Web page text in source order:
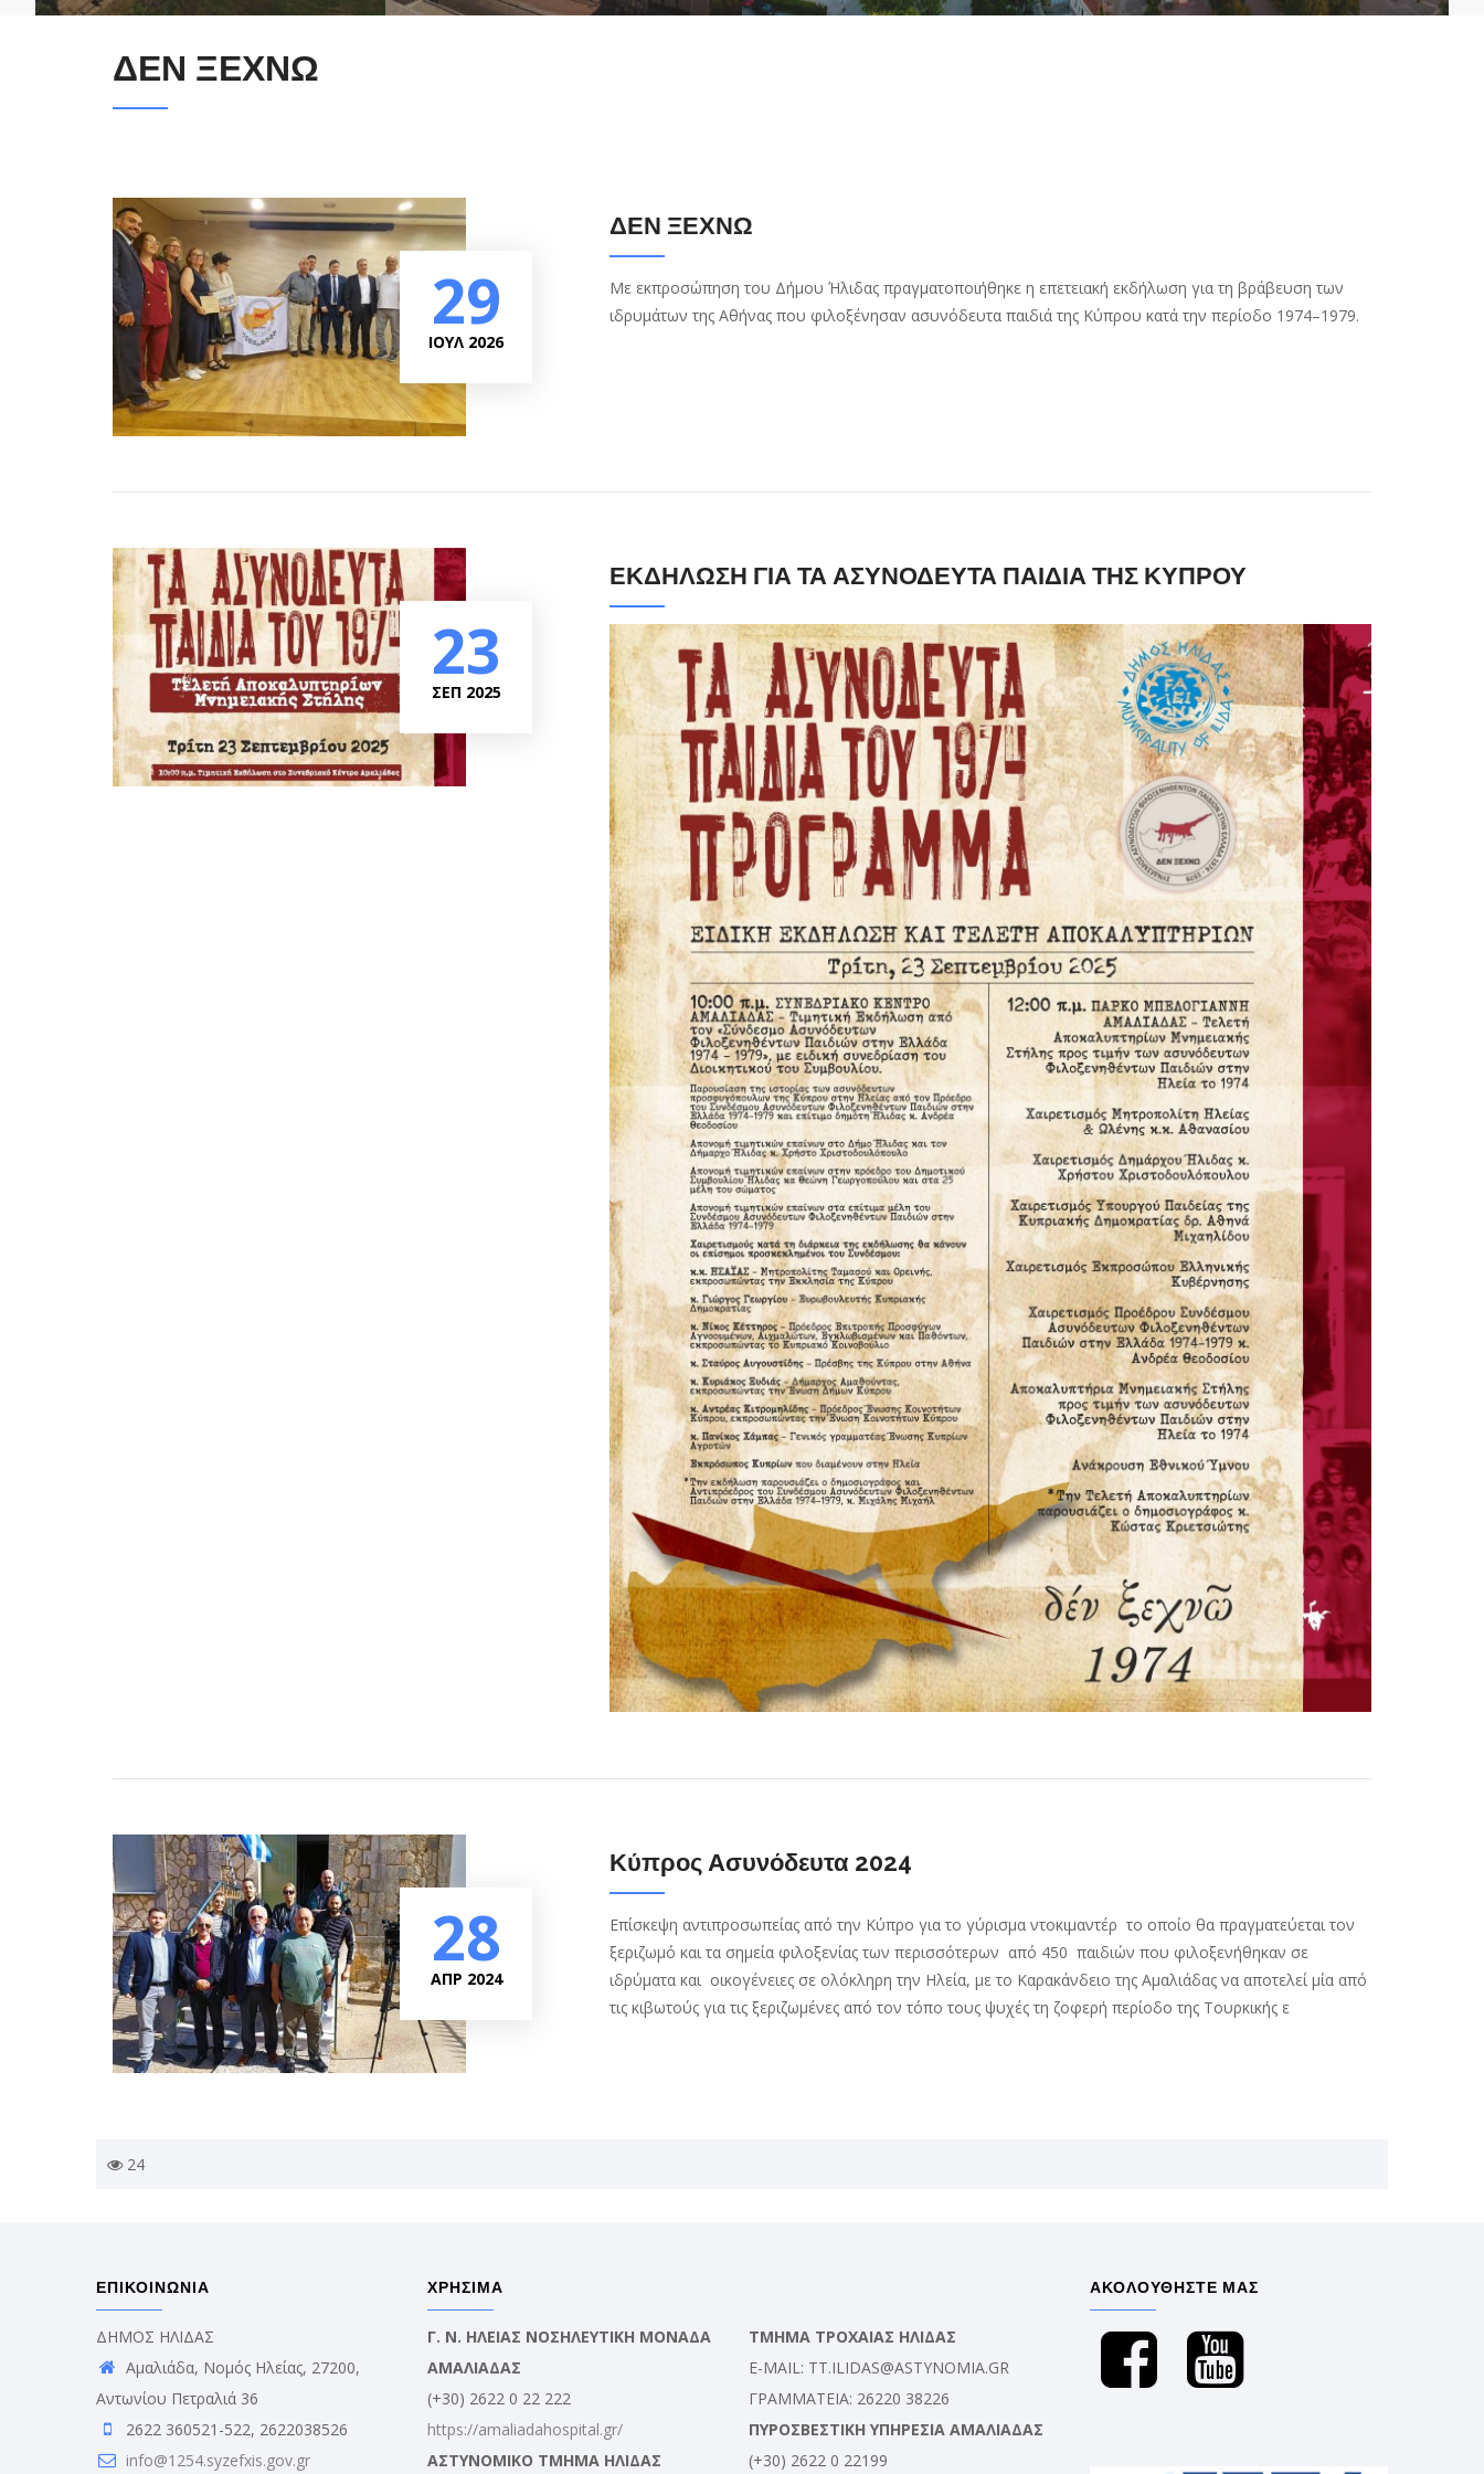
ΔΕΝ ΞΕΧΝΩ
29
ΙΟΥΛ 2026
ΔΕΝ ΞΕΧΝΩ
Με εκπροσώπηση του Δήμου Ήλιδας πραγματοποιήθηκε η επετειακή εκδήλωση για τη βράβευση των
ιδρυμάτων της Αθήνας που φιλοξένησαν ασυνόδευτα παιδιά της Κύπρου κατά την περίοδο 1974–1979.
23
ΣΕΠ 2025
ΕΚΔΗΛΩΣΗ ΓΙΑ ΤΑ ΑΣΥΝΟΔΕΥΤΑ ΠΑΙΔΙΑ ΤΗΣ ΚΥΠΡΟΥ
28
ΑΠΡ 2024
Κύπρος Ασυνόδευτα 2024
Επίσκεψη αντιπροσωπείας από την Κύπρο για το γύρισμα ντοκιμαντέρ το οποίο θα πραγματεύεται τον
ξεριζωμό και τα σημεία φιλοξενίας των περισσότερων από 450 παιδιών που φιλοξενήθηκαν σε
ιδρύματα και οικογένειες σε ολόκληρη την Ηλεία, με το Καρακάνδειο της Αμαλιάδας να αποτελεί μία από
τις κιβωτούς για τις ξεριζωμένες από τον τόπο τους ψυχές τη ζοφερή περίοδο της Τουρκικής ε
24
ΕΠΙΚΟΙΝΩΝΙΑ
ΔΗΜΟΣ ΗΛΙΔΑΣ
Αμαλιάδα, Νομός Ηλείας, 27200,
Αντωνίου Πετραλιά 36
2622 360521-522, 2622038526
info@1254.syzefxis.gov.gr
ΧΡΗΣΙΜΑ
Γ. Ν. ΗΛΕΙΑΣ ΝΟΣΗΛΕΥΤΙΚΗ ΜΟΝΑΔΑ
ΑΜΑΛΙΑΔΑΣ
(+30) 2622 0 22 222
https://amaliadahospital.gr/
ΑΣΤΥΝΟΜΙΚΟ ΤΜΗΜΑ ΗΛΙΔΑΣ
ΤΜΗΜΑ ΤΡΟΧΑΙΑΣ ΗΛΙΔΑΣ
E-MAIL: TT.ILIDAS@ASTYNOMIA.GR
ΓΡΑΜΜΑΤΕΙΑ: 26220 38226
ΠΥΡΟΣΒΕΣΤΙΚΗ ΥΠΗΡΕΣΙΑ ΑΜΑΛΙΑΔΑΣ
(+30) 2622 0 22199
ΑΚΟΛΟΥΘΗΣΤΕ ΜΑΣ